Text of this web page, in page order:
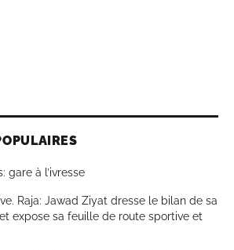
gare à l’ivresse
Raja: Jawad Ziyat dresse le bilan de sa
expose sa feuille de route sportive et